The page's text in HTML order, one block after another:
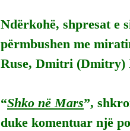
Ndërkohë, shpresat e
përmbushen me
Ruse, Dmitri (Dmitry)
“Shko në Mars”,
duke komentuar një